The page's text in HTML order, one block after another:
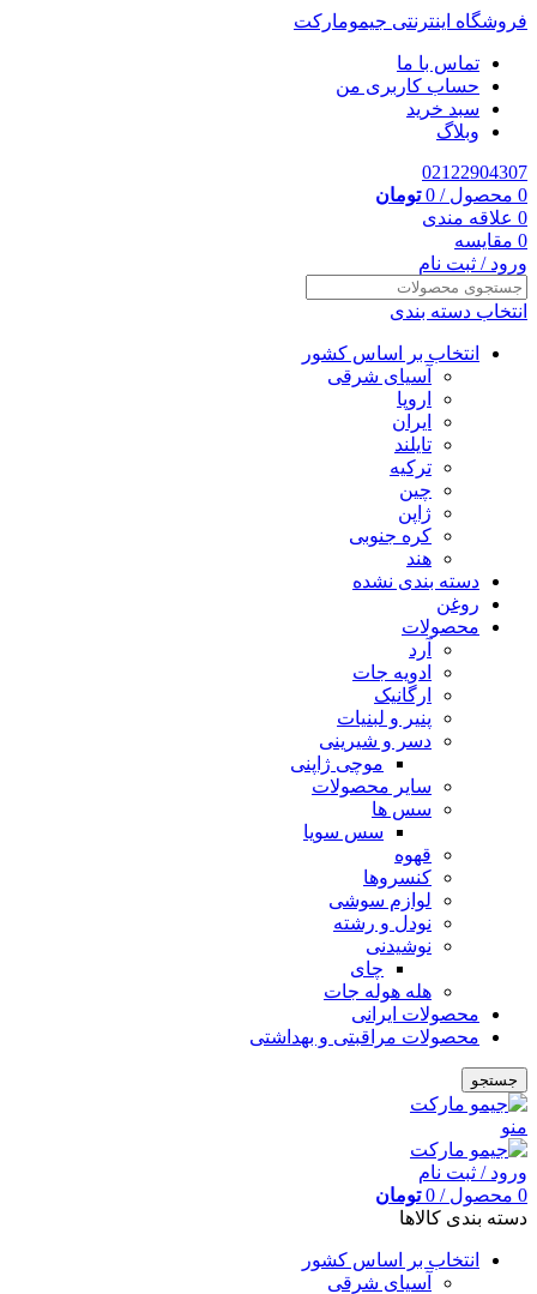
فروشگاه اینترنتی جیمومارکت
تماس با ما
حساب کاربری من
سبد خرید
وبلاگ
02122904307
0 محصول /
0 تومان
0 علاقه مندی
0 مقایسه
ورود / ثبت نام
انتخاب دسته بندی
انتخاب بر اساس کشور
آسیای شرقی
اروپا
ایران
تایلند
ترکیه
چین
ژاپن
کره جنوبی
هند
دسته بندی نشده
روغن
محصولات
آرد
ادویه جات
ارگانیک
پنیر و لبنیات
دسر و شیرینی
موچی ژاپنی
سایر محصولات
سس ها
سس سویا
قهوه
کنسروها
لوازم سوشی
نودل و رشته
نوشیدنی
چای
هله هوله جات
محصولات ایرانی
محصولات مراقبتی و بهداشتی
جستجو
منو
ورود / ثبت نام
0 محصول /
0 تومان
دسته بندی کالاها
انتخاب بر اساس کشور
آسیای شرقی